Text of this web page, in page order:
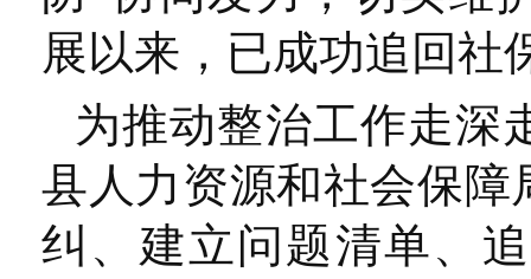
展以来，已成功追回社
为推动整治工作走深
县人力资源和社会保
纠、建立问题清单、